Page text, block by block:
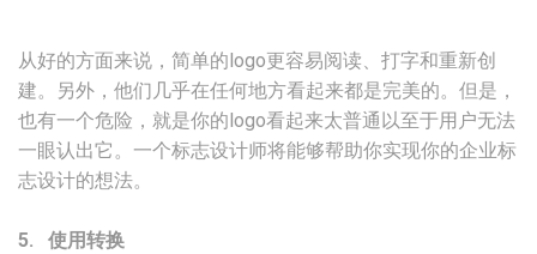
从好的方面来说，简单的logo更容易阅读、打字和重新创
建。另外，他们几乎在任何地方看起来都是完美的。但是，
也有一个危险，就是你的logo看起来太普通以至于用户无法
一眼认出它。一个标志设计师将能够帮助你实现你的企业标
志设计的想法。
5. 使用转换